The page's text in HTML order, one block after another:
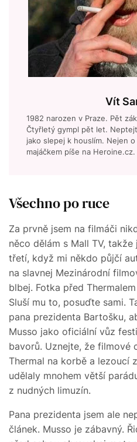
Vít
1982 narozen v Praze. Pět
Čtyřletý gympl pět let.
jako slepej k houslím. Nejen
majáčkem píše na Heroine.cz.
Všechno po ruce
Za prvně jsem na filmáči
něco dělám s Mall TV,
třetí, když mi někdo půjčí
na slavnej Mezinárodní
blbej. Fotka před
Sluší mu to, posuďte sami.
pana prezidenta Bartošku,
Musso jako oficiální vůz
bavorů. Uznejte, že filmové
Thermal na korbě a lezoucí
udělaly mnohem větší
z nudných limuzín.
Pana prezidenta jsem ale
článek. Musso je zábavný.